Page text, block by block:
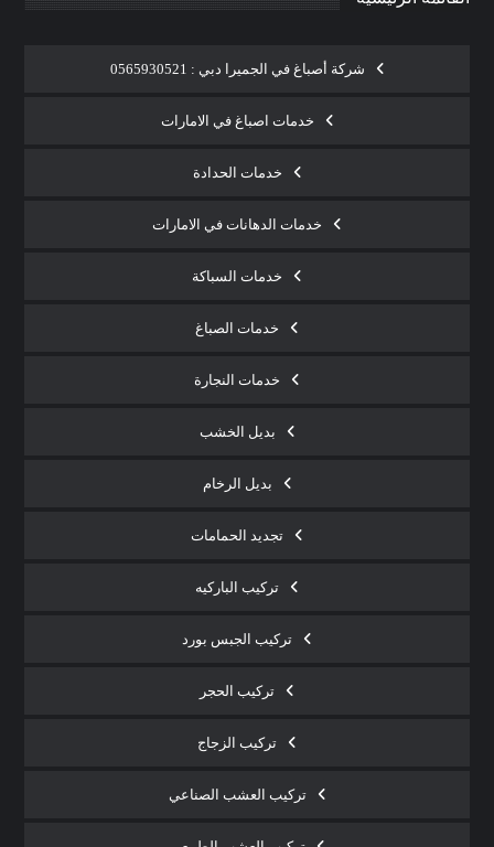
شركة أصباغ في الجميرا دبي : 0565930521
خدمات اصباغ في الامارات
خدمات الحدادة
خدمات الدهانات في الامارات
خدمات السباكة
خدمات الصباغ
خدمات النجارة
بديل الخشب
بديل الرخام
تجديد الحمامات
تركيب الباركيه
تركيب الجبس بورد
تركيب الحجر
تركيب الزجاج
تركيب العشب الصناعي